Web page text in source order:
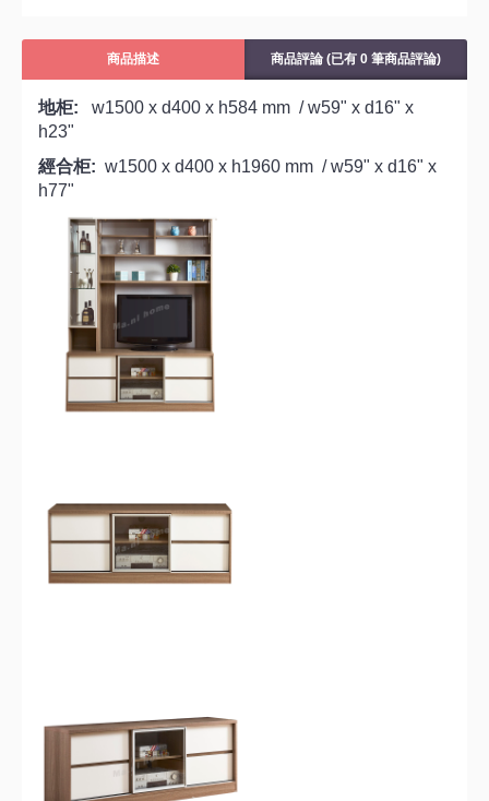
商品描述 商品評論 (已有 0 筆商品評論)
地柜: w1500 x d400 x h584 mm / w59" x d16" x
h23"
經合柜: w1500 x d400 x h1960 mm / w59" x d16" x
h77"